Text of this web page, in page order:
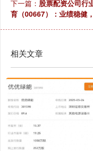
下一篇： 股票配资公司行
育（00667）：业绩稳健
相关文章